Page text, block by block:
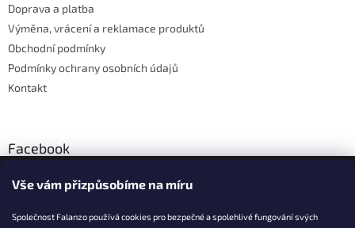
Vše vám přizpůsobíme na míru
Společnost Falanzo používá cookies pro bezpečné a spolehlivé fungování svých
Doprava a platba
Výměna, vrácení a reklamace produktů
Obchodní podmínky
Podmínky ochrany osobních údajů
Kontakt
Facebook